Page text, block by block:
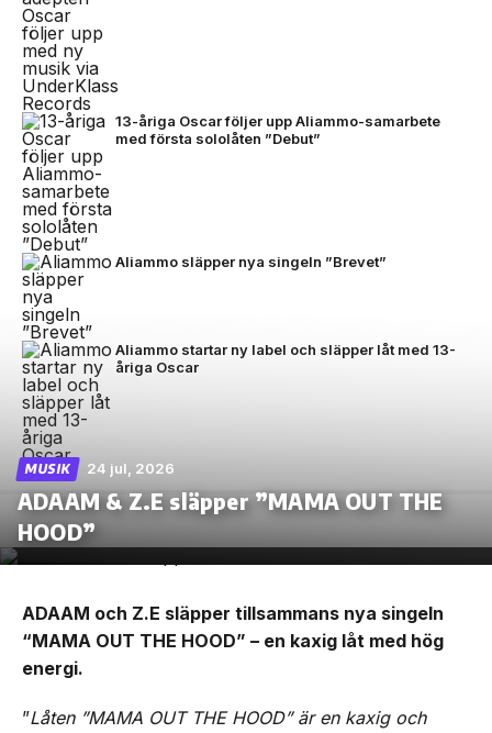
13-åriga Oscar följer upp Aliammo-samarbete
med första sololåten ”Debut”
Aliammo släpper nya singeln ”Brevet”
Aliammo startar ny label och släpper låt med 13-
åriga Oscar
MUSIK 24 jul, 2026
ADAAM & Z.E släpper ”MAMA OUT THE
HOOD”
ADAAM och Z.E släpper tillsammans nya singeln
“MAMA OUT THE HOOD” – en kaxig låt med hög
energi.
”Låten ”MAMA OUT THE HOOD” är en kaxig och